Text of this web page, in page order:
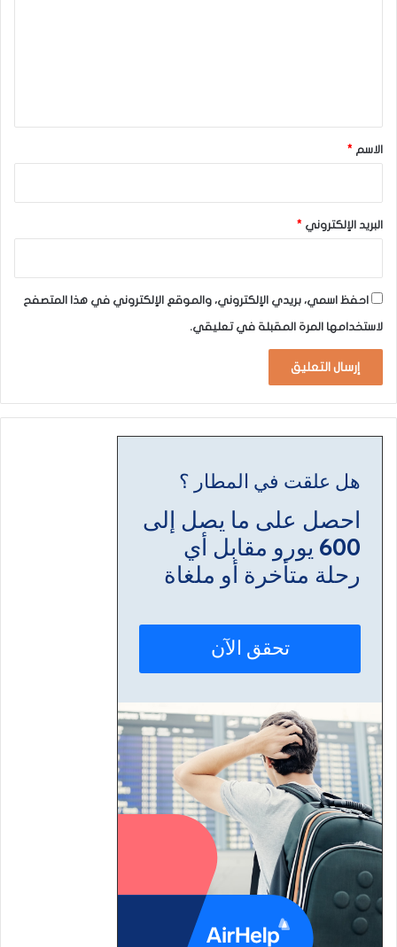
*الاسم *
البريد الإلكتروني *
احفظ اسمي، بريدي الإلكتروني، والموقع الإلكتروني في هذا المتصفح
لاستخدامها المرة المقبلة في تعليقي.